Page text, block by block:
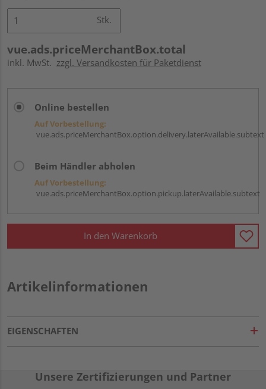
Stk.
vue.ads.priceMerchantBox.total
inkl. MwSt. zzgl. Versandkosten für Paketdienst
Online bestellen
Auf Vorbestellung:
vue.ads.priceMerchantBox.option.delivery.laterAvailable.subtext
Beim Händler abholen
Auf Vorbestellung:
vue.ads.priceMerchantBox.option.pickup.laterAvailable.subtext
In den Warenkorb
Artikelinformationen
EIGENSCHAFTEN
Unsere Zertifizierungen und Partner